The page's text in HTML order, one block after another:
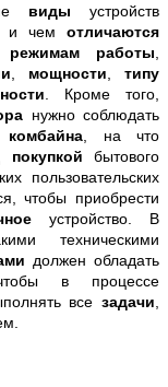
виды устройств
и чем отличаются
режимам работы
мощности
типу
. Кроме того,
нужно соблюдать
комбайна , на что
покупкой бытового
пользовательских
чтобы приобрести
устройство.
В
техническими
должен обладать
в процессе
все задачи